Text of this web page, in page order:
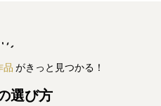
品 がきっと見つかる！
選び方